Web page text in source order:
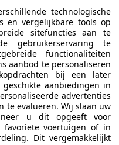
technologische
en vergelijkbare tools op
sitefuncties aan te
gebruikerservaring te
functionaliteiten
aanbod te personaliseren
bij een later
aanbiedingen in
advertenties
te evalueren. Wij slaan uw
u dit opgeeft voor
favoriete voertuigen of in
Dit vergemakkelijkt